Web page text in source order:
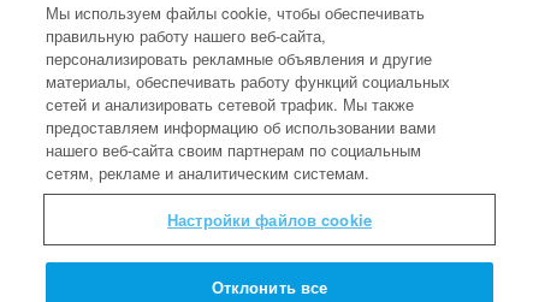
ХИТРОУМНОЕ
ИЗОБРЕТЕНИЕ
ПРОФЕССОРА КВАНТУМА
Как маленькому Давиду удалось
победить огромного Голиафа?
Мы используем файлы cookie, чтобы обеспечивать
правильную работу нашего веб-сайта,
персонализировать рекламные объявления и другие
материалы, обеспечивать работу функций социальных
сетей и анализировать сетевой трафик. Мы также
предоставляем информацию об использовании вами
нашего веб-сайта своим партнерам по социальным
сетям, рекламе и аналитическим системам.
Настройки файлов cookie
Отклонить все